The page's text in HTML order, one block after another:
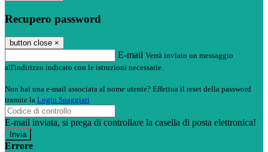
Recupero password
button close ×
E-mail Verrà inviato un messaggio
all'indirizzo indicato con le istruzioni necessarie.
Non hai una e-mail associata al nome utente? Effettua il reset della password
tramite la Login Spaggiari
E-mail inviata, si prega di controllare la casella di posta elettronica!
Errore